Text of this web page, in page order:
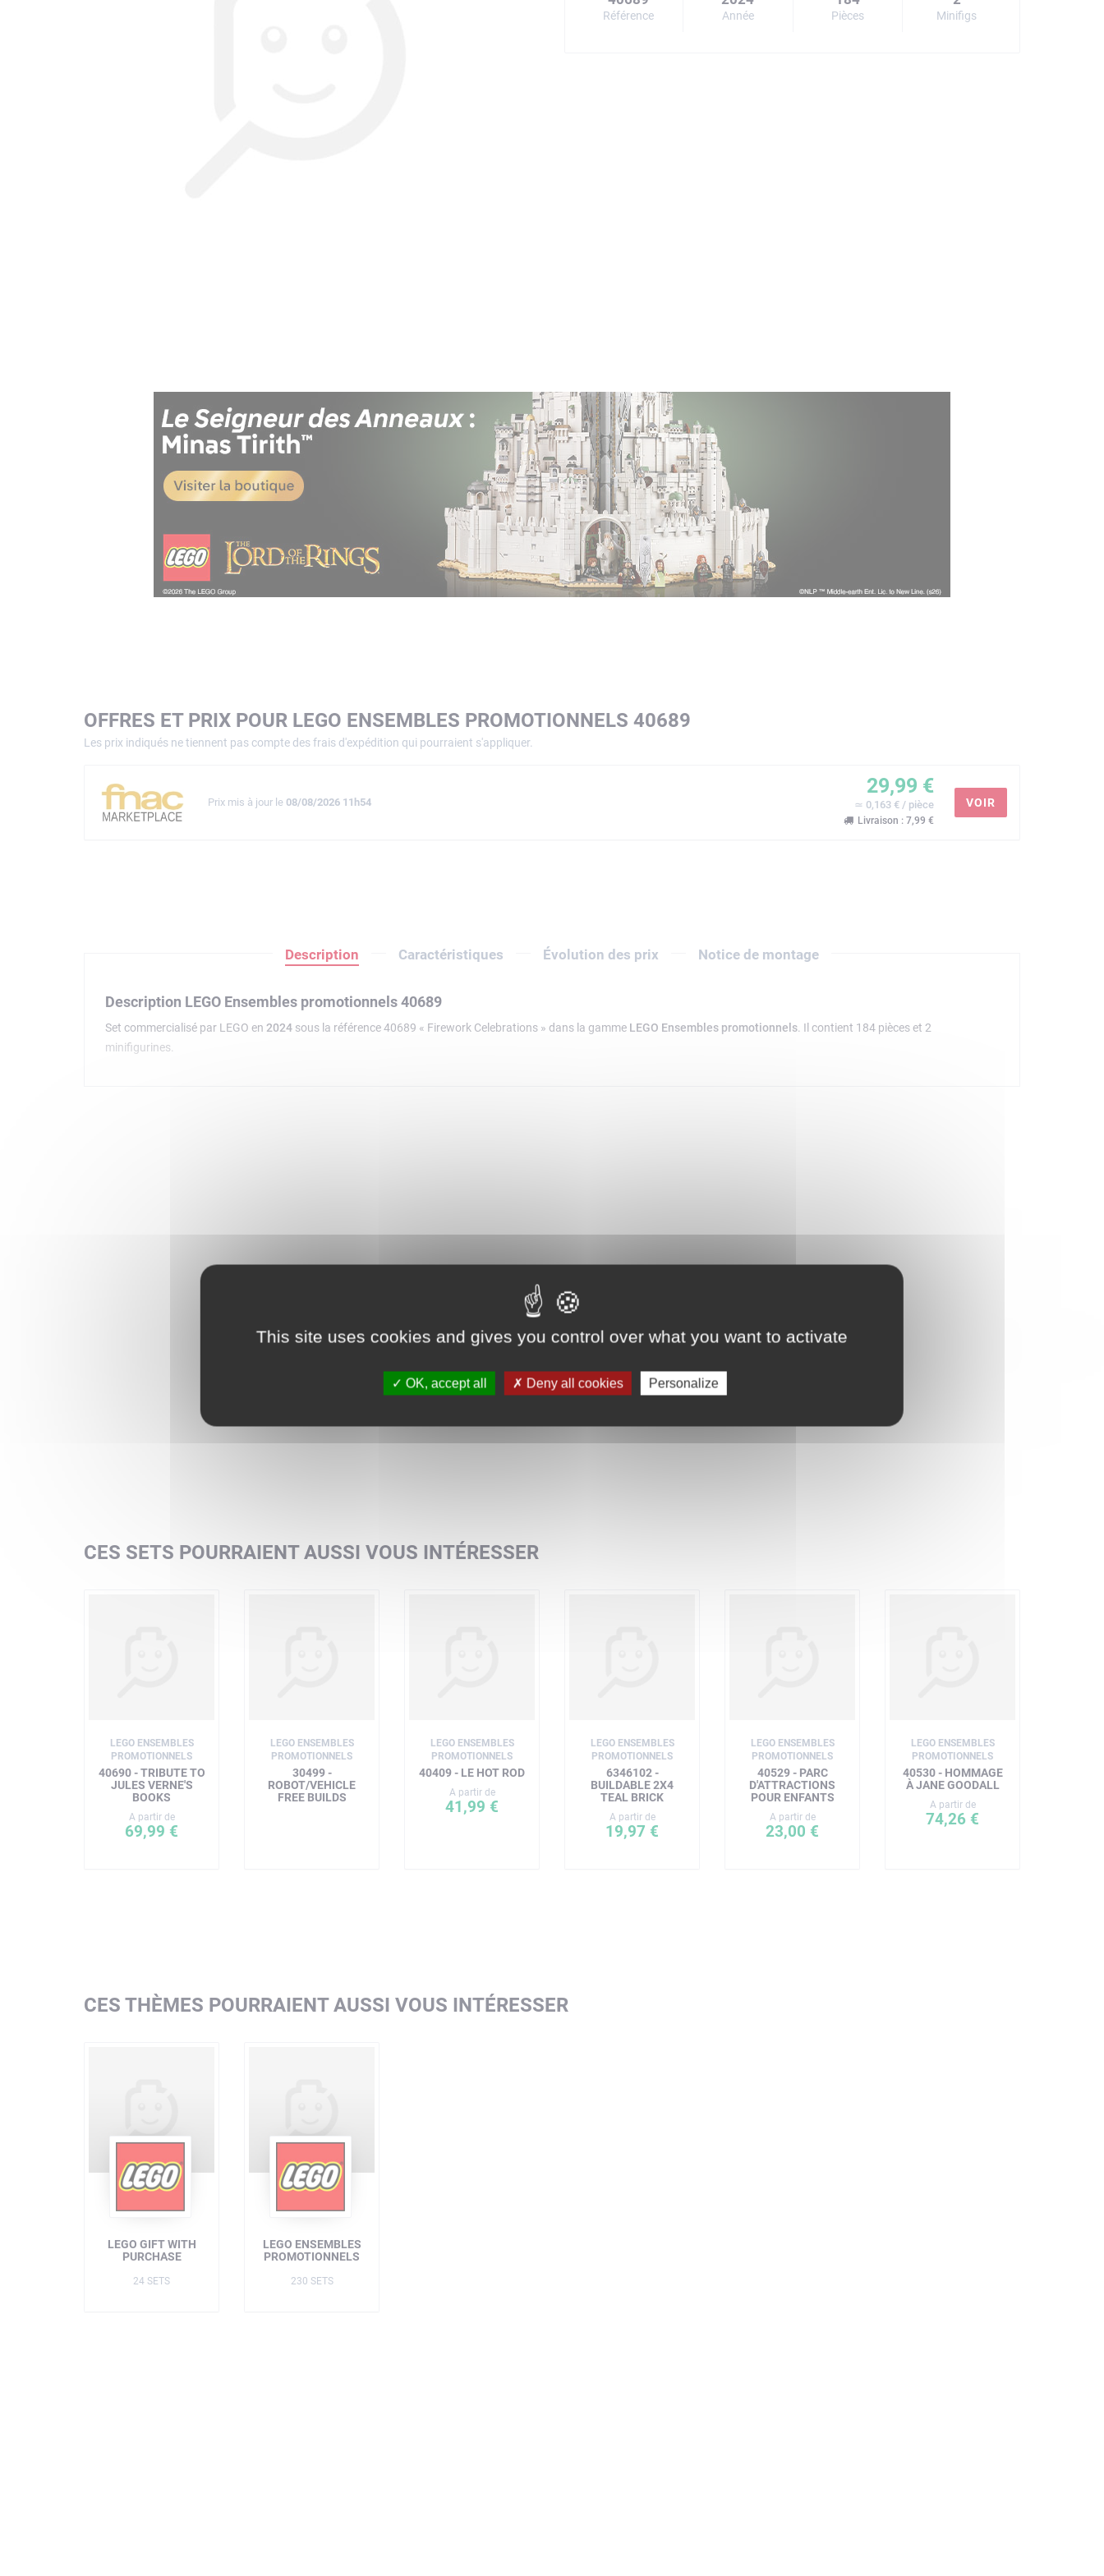
Référence Année Pièces Minifigs
OFFRES ET PRIX POUR LEGO ENSEMBLES PROMOTIONNELS 40689
Les prix indiqués ne tiennent pas compte des frais d'expédition qui pourraient s'appliquer.
Prix mis à jour le 08/08/2026 11h54
29,99 €
≃ 0,163 € / pièce
Livraison : 7,99 €
VOIR
Description Caractéristiques Évolution des prix Notice de montage
Description LEGO Ensembles promotionnels 40689
Set commercialisé par LEGO en 2024 sous la référence 40689 « Firework Celebrations » dans la gamme LEGO Ensembles promotionnels. Il contient 184 pièces et 2
minifigurines.
CES SETS POURRAIENT AUSSI VOUS INTÉRESSER
LEGO ENSEMBLES
PROMOTIONNELS
40690 - TRIBUTE TO
JULES VERNE'S
BOOKS
A partir de
69,99 €
LEGO ENSEMBLES
PROMOTIONNELS
30499 -
ROBOT/VEHICLE
FREE BUILDS
LEGO ENSEMBLES
PROMOTIONNELS
40409 - LE HOT ROD
A partir de
41,99 €
LEGO ENSEMBLES
PROMOTIONNELS
6346102 -
BUILDABLE 2X4
TEAL BRICK
A partir de
19,97 €
LEGO ENSEMBLES
PROMOTIONNELS
40529 - PARC
D'ATTRACTIONS
POUR ENFANTS
A partir de
23,00 €
LEGO ENSEMBLES
PROMOTIONNELS
40530 - HOMMAGE
À JANE GOODALL
A partir de
74,26 €
CES THÈMES POURRAIENT AUSSI VOUS INTÉRESSER
LEGO GIFT WITH
PURCHASE
24 SETS
LEGO ENSEMBLES
PROMOTIONNELS
230 SETS
This site uses cookies and gives you control over what you want to activate
OK, accept all Deny all cookies Personalize